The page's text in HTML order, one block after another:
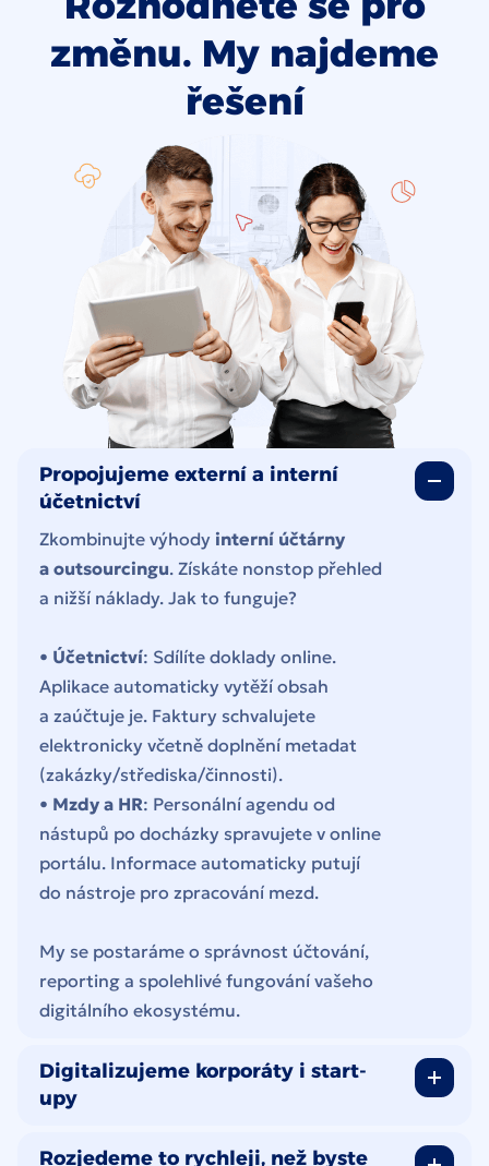
změnu. My najdeme
řešení
Propojujeme externí a interní
účetnictví
Zkombinujte výhody interní účtárny
a outsourcingu. Získáte nonstop přehled
a nižší náklady. Jak to funguje?
• Účetnictví: Sdílíte doklady online.
Aplikace automaticky vytěží obsah
a zaúčtuje je. Faktury schvalujete
elektronicky včetně doplnění metadat
(zakázky/střediska/činnosti).
• Mzdy a HR: Personální agendu od
nástupů po docházky spravujete v online
portálu. Informace automaticky putují
do nástroje pro zpracování mezd.
My se postaráme o správnost účtování,
reporting a spolehlivé fungování vašeho
digitálního ekosystému.
Digitalizujeme korporáty i start-
upy
Rozjedeme to rychleji, než byste